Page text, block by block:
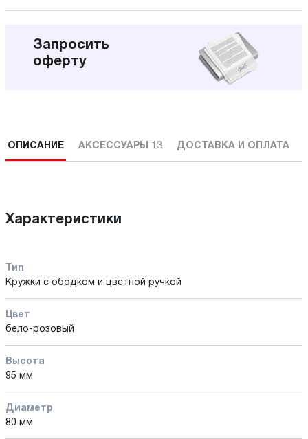
Запросить
оферту
ОПИСАНИЕ АКСЕССУАРЫ 13 ДОСТАВКА И ОПЛАТА
Характеристики
Тип
Кружки с ободком и цветной ручкой
Цвет
бело-розовый
Высота
95 мм
Диаметр
80 мм